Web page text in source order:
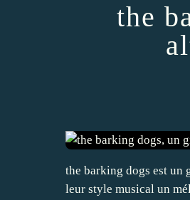
the
the barking dogs est un
leur style musical un